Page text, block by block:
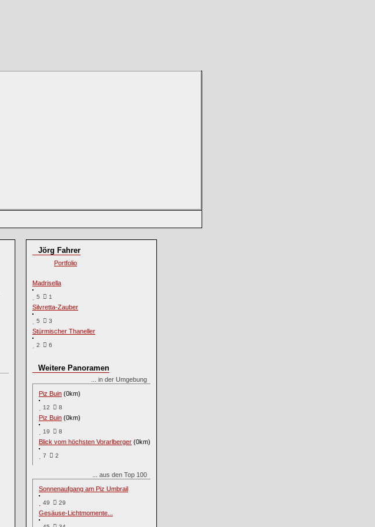
Jörg Fahrer
Portfolio
Madrisella
5 1
Silvretta-Zauber
5 3
Stürmischer Thaneller
2 6
Weitere Panoramen
... in der Umgebung
Piz Buin (0km)
12 8
Piz Buin (0km)
19 8
Blick vom höchsten Vorarlberger (0km)
7 2
... aus den Top 100
Sonnenaufgang am Piz Umbrail
49 29
Gesäuse-Lichtmomente...